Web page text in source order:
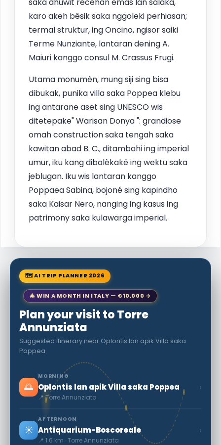
karo akeh bêsik saka nggoleki perhiasan;
termal struktur, ing Oncino, ngisor saiki
Terme Nunziante, lantaran dening A.
Maiuri kanggo consul M. Crassus Frugi.
Utama monumèn, mung siji sing bisa
dibukak, punika villa saka Poppea klebu
ing antarane aset sing UNESCO wis
ditetepake" Warisan Donya ": grandiose
omah construction saka tengah saka
kawitan abad B. C., ditambahi ing imperial
umur, iku kang dibalèkaké ing wektu saka
jeblugan. Iku wis lantaran kanggo
Poppaea Sabina, bojoné sing kapindho
saka Kaisar Nero, nanging ing kasus ing
patrimony saka kulawarga imperial.
🗺 AI TRIP PLANNER 2026
🎄 WIN A MONTH IN ITALY — €10,000 →
Plan your visit to Torre
Annunziata
Suggested itinerary near Oplontis lan apik Villa saka
Poppea
🌅
MORNING
Oplontis lan apik Villa saka Poppea
📍 Torre Annunziata
›
☀️
AFTERNOON
Antiquarium-Boscoreale
📍 1.6 km · Torre Annunziata
›